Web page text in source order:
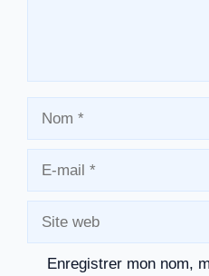
Enregistrer mon nom,